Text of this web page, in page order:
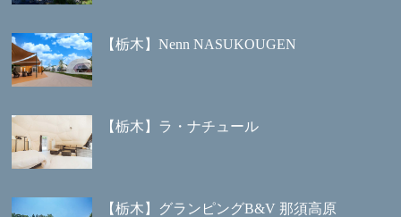
【栃木】Nenn NASUKOUGEN
【栃木】ラ・ナチュール
【栃木】グランピングB&V 那須高原